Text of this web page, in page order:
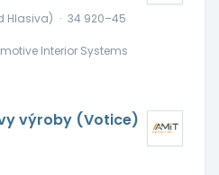
Hlasiva) · 34 920–45
Interior Systems
výroby (Votice)